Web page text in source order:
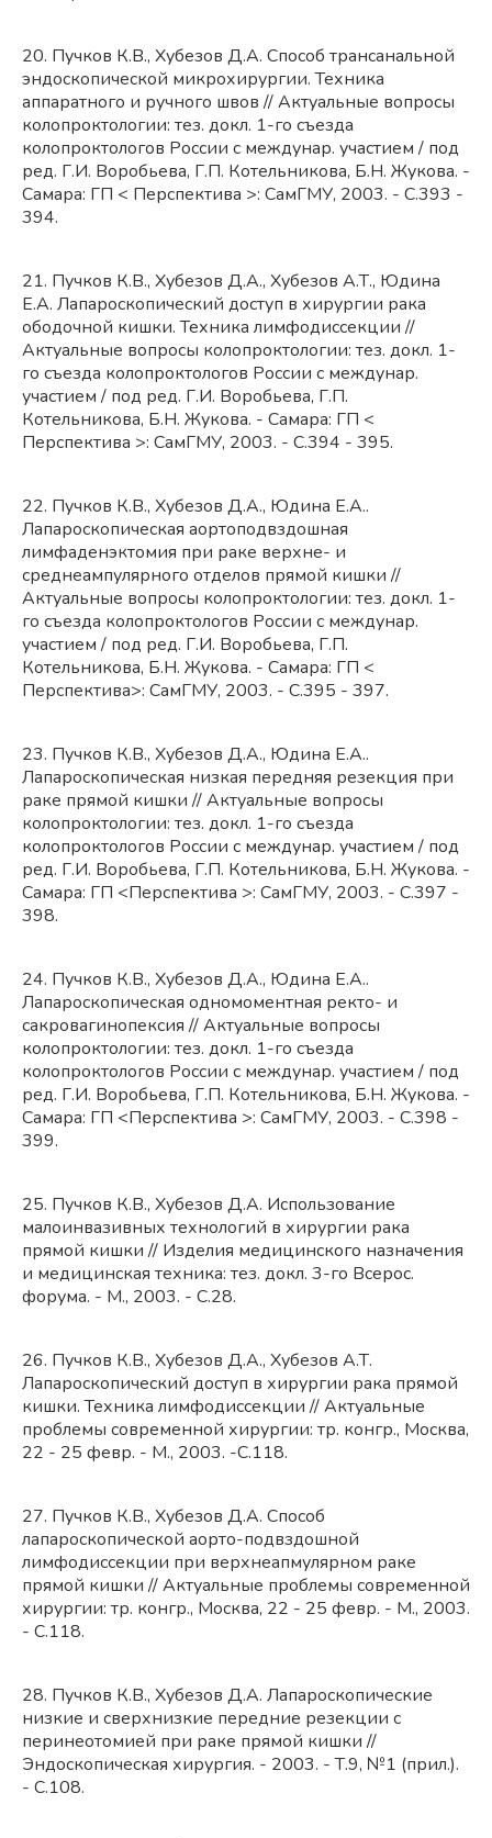
20. Пучков К.В., Хубезов Д.А. Способ трансанальной
эндоскопической микрохирургии. Техника
аппаратного и ручного швов // Актуальные вопросы
колопроктологии: тез. докл. 1-го съезда
колопроктологов России с междунар. участием / под
ред. Г.И. Воробьева, Г.П. Котельникова, Б.Н. Жукова. -
Самара: ГП < Перспектива >: СамГМУ, 2003. - С.393 -
394.
21. Пучков К.В., Хубезов Д.А., Хубезов А.Т., Юдина
Е.А. Лапароскопический доступ в хирургии рака
ободочной кишки. Техника лимфодиссекции //
Актуальные вопросы колопроктологии: тез. докл. 1-
го съезда колопроктологов России с междунар.
участием / под ред. Г.И. Воробьева, Г.П.
Котельникова, Б.Н. Жукова. - Самара: ГП <
Перспектива >: СамГМУ, 2003. - С.394 - 395.
22. Пучков К.В., Хубезов Д.А., Юдина Е.А..
Лапароскопическая аортоподвздошная
лимфаденэктомия при раке верхне- и
среднеампулярного отделов прямой кишки //
Актуальные вопросы колопроктологии: тез. докл. 1-
го съезда колопроктологов России с междунар.
участием / под ред. Г.И. Воробьева, Г.П.
Котельникова, Б.Н. Жукова. - Самара: ГП <
Перспектива>: СамГМУ, 2003. - С.395 - 397.
23. Пучков К.В., Хубезов Д.А., Юдина Е.А..
Лапароскопическая низкая передняя резекция при
раке прямой кишки // Актуальные вопросы
колопроктологии: тез. докл. 1-го съезда
колопроктологов России с междунар. участием / под
ред. Г.И. Воробьева, Г.П. Котельникова, Б.Н. Жукова. -
Самара: ГП <Перспектива >: СамГМУ, 2003. - С.397 -
398.
24. Пучков К.В., Хубезов Д.А., Юдина Е.А..
Лапароскопическая одномоментная ректо- и
сакровагинопексия // Актуальные вопросы
колопроктологии: тез. докл. 1-го съезда
колопроктологов России с междунар. участием / под
ред. Г.И. Воробьева, Г.П. Котельникова, Б.Н. Жукова. -
Самара: ГП <Перспектива >: СамГМУ, 2003. - С.398 -
399.
25. Пучков К.В., Хубезов Д.А. Использование
малоинвазивных технологий в хирургии рака
прямой кишки // Изделия медицинского назначения
и медицинская техника: тез. докл. 3-го Всерос.
форума. - М., 2003. - С.28.
26. Пучков К.В., Хубезов Д.А., Хубезов А.Т.
Лапароскопический доступ в хирургии рака прямой
кишки. Техника лимфодиссекции // Актуальные
проблемы современной хирургии: тр. конгр., Москва,
22 - 25 февр. - М., 2003. -С.118.
27. Пучков К.В., Хубезов Д.А. Способ
лапароскопической аорто-подвздошной
лимфодиссекции при верхнеапмулярном раке
прямой кишки // Актуальные проблемы современной
хирургии: тр. конгр., Москва, 22 - 25 февр. - М., 2003.
- С.118.
28. Пучков К.В., Хубезов Д.А. Лапароскопические
низкие и сверхнизкие передние резекции с
перинеотомией при раке прямой кишки //
Эндоскопическая хирургия. - 2003. - Т.9, №1 (прил.).
- С.108.